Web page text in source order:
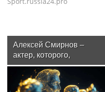
Алексей Смирнов –
актер, которого,
надеюсь, еще не
забыли